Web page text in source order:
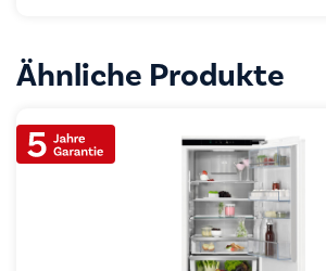
Ähnliche Produkte